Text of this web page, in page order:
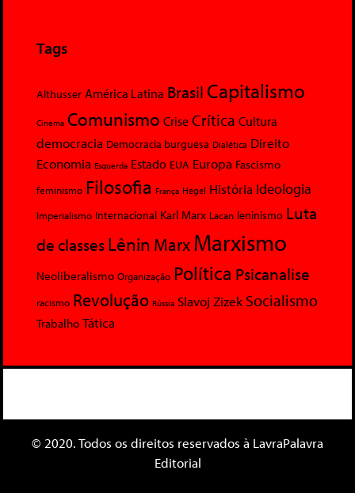
Tags
Althusser América Latina Brasil Capitalismo
Cinema Comunismo Crise Crítica Cultura
democracia Democracia burguesa Dialética Direito
Economia Esquerda Estado EUA Europa Fascismo
feminismo Filosofia França Hegel História Ideologia
Imperialismo Internacional Karl Marx Lacan leninismo Luta
de classesLênin MarxMarxismo
Neoliberalismo Organização Política Psicanalise
racismo Revolução Rússia Slavoj Zizek Socialismo
Trabalho Tática
© 2020. Todos os direitos reservados à LavraPalavra
Editorial